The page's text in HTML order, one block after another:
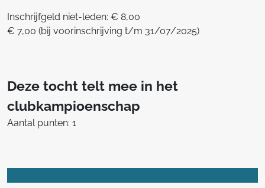
Inschrijfgeld niet-leden: € 8,00
€ 7,00 (bij voorinschrijving t/m 31/07/2025)
Deze tocht telt mee in het
clubkampioenschap
Aantal punten: 1